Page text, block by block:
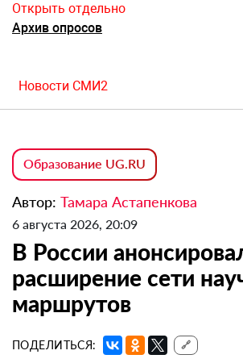
Открыть отдельно
Архив опросов
Новости СМИ2
Образование UG.RU
Автор: Тамара Астапенкова
6 августа 2026, 20:09
В России
расширение сети
маршрутов
ПОДЕЛИТЬСЯ: 🔗